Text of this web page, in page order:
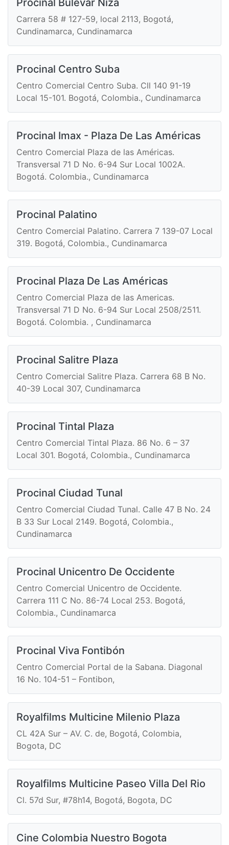
Procinal Bulevar Niza
Carrera 58 # 127-59, local 2113, Bogotá,
Cundinamarca, Cundinamarca
Procinal Centro Suba
Centro Comercial Centro Suba. Cll 140 91-19
Local 15-101. Bogotá, Colombia., Cundinamarca
Procinal Imax - Plaza De Las Américas
Centro Comercial Plaza de las Américas.
Transversal 71 D No. 6-94 Sur Local 1002A.
Bogotá. Colombia., Cundinamarca
Procinal Palatino
Centro Comercial Palatino. Carrera 7 139-07 Local
319. Bogotá, Colombia., Cundinamarca
Procinal Plaza De Las Américas
Centro Comercial Plaza de las Americas.
Transversal 71 D No. 6-94 Sur Local 2508/2511.
Bogotá. Colombia. , Cundinamarca
Procinal Salitre Plaza
Centro Comercial Salitre Plaza. Carrera 68 B No.
40-39 Local 307, Cundinamarca
Procinal Tintal Plaza
Centro Comercial Tintal Plaza. 86 No. 6 – 37
Local 301. Bogotá, Colombia., Cundinamarca
Procinal Ciudad Tunal
Centro Comercial Ciudad Tunal. Calle 47 B No. 24
B 33 Sur Local 2149. Bogotá, Colombia.,
Cundinamarca
Procinal Unicentro De Occidente
Centro Comercial Unicentro de Occidente.
Carrera 111 C No. 86-74 Local 253. Bogotá,
Colombia., Cundinamarca
Procinal Viva Fontibón
Centro Comercial Portal de la Sabana. Diagonal
16 No. 104-51 – Fontibon,
Royalfilms Multicine Milenio Plaza
CL 42A Sur – AV. C. de, Bogotá, Colombia,
Bogota, DC
Royalfilms Multicine Paseo Villa Del Rio
Cl. 57d Sur, #78h14, Bogotá, Bogota, DC
Cine Colombia Nuestro Bogota